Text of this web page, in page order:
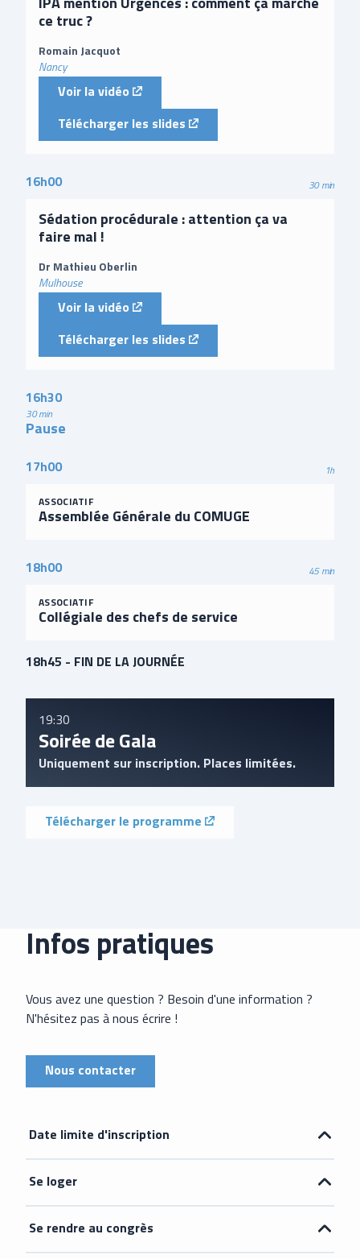
IPA mention Urgences : comment ça marche
ce truc ?
Romain Jacquot
Nancy
Voir la vidéo(external link)
Télécharger les slides
(external link)
16h00 30 min
Sédation procédurale : attention ça va
faire mal !
Dr Mathieu Oberlin
Mulhouse
Voir la vidéo(external link)
Télécharger les slides
(external link)
16h30
30 min
Pause
17h00 1h
ASSOCIATIF
Assemblée Générale du COMUGE
18h00 45 min
ASSOCIATIF
Collégiale des chefs de service
18h45 - FIN DE LA JOURNÉE
19:30
Soirée de Gala
Uniquement sur inscription. Places limitées.
Télécharger le programme
(external link)
Infos pratiques
Vous avez une question ? Besoin d'une information ?
N'hésitez pas à nous écrire !
Nous contacter
Date limite d'inscription
Se loger
Se rendre au congrès